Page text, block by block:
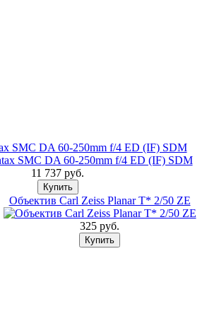
SMC DA 60-250mm f/4 ED (IF) SDM
11 737 pуб.
Объектив Carl Zeiss Planar T* 2/50 ZE
325 pуб.